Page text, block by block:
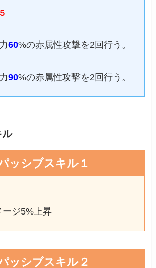
60%の赤属性攻撃を2回行う。
90%の赤属性攻撃を2回行う。
ル
ッシブスキル１
ジ5%上昇
ッシブスキル２